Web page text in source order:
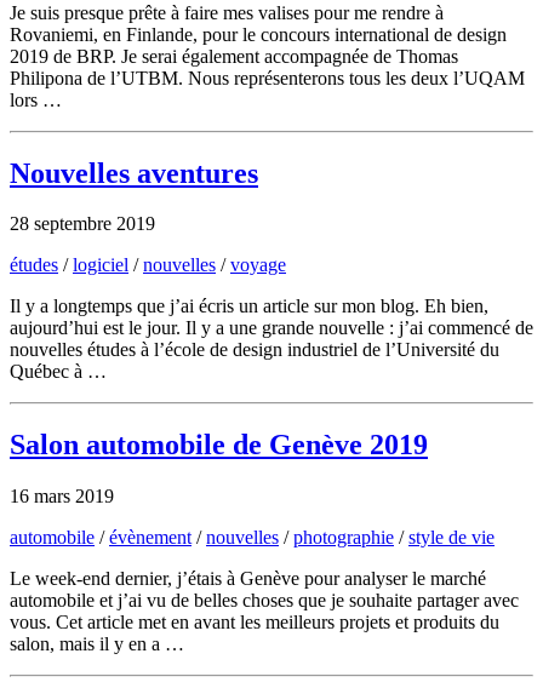
Je suis presque prête à faire mes valises pour me rendre à
Rovaniemi, en Finlande, pour le concours international de design
2019 de BRP. Je serai également accompagnée de Thomas
Philipona de l’UTBM. Nous représenterons tous les deux l’UQAM
lors …
Nouvelles aventures
28 septembre 2019
études /logiciel /nouvelles /voyage
Il y a longtemps que j’ai écris un article sur mon blog. Eh bien,
aujourd’hui est le jour. Il y a une grande nouvelle : j’ai commencé de
nouvelles études à l’école de design industriel de l’Université du
Québec à …
Salon automobile de Genève 2019
16 mars 2019
automobile /évènement /nouvelles /photographie /style de vie
Le week-end dernier, j’étais à Genève pour analyser le marché
automobile et j’ai vu de belles choses que je souhaite partager avec
vous. Cet article met en avant les meilleurs projets et produits du
salon, mais il y en a …